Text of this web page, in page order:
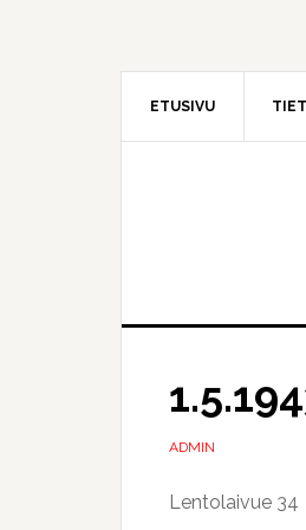
ETUSIVU
ADMIN
Lentolaivue 34